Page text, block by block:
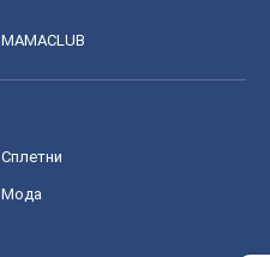
MAMACLUB
Сплетни
Мода